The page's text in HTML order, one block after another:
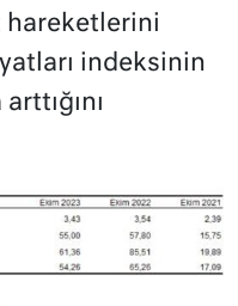
hareketlerini
indeksinin